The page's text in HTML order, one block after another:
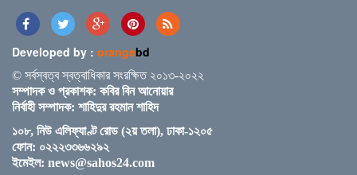
নড়াইলের চিত্রাপাড়ে চলছে এসএম সুলতান শীর্ষক দুই
নতুন ব্রিটিশ প্রধানমন্ত্রী কেয়ার স্টারমারকে প্রধানমন্ত্রীর
অভিনন্দন
Developed by : orangebd
© সর্বস্বত্ব স্বত্বাধিকার সংরক্ষিত ২০১৩-২০২২
সম্পাদক ও প্রকাশক: কবির বিন আনোয়ার
নির্বাহী সম্পাদক: শাহিদুর রহমান শাহিদ
১০৮, নিউ এলিফ্যাণ্ট রোড (২য় তলা), ঢাকা-১২০৫
ফোন: ০২২২৩৩৬৬২৯২
ইমেইল: news@sahos24.com